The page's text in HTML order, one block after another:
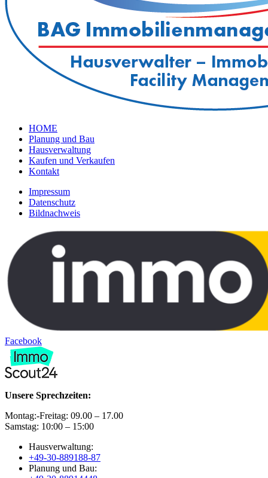
HOME
Planung und Bau
Hausverwaltung
Kaufen und Verkaufen
Kontakt
Impressum
Datenschutz
Bildnachweis
Facebook
Unsere Sprechzeiten:
Montag:-Freitag: 09.00 – 17.00
Samstag: 10:00 – 15:00
Hausverwaltung:
+49-30-889188-87
Planung und Bau: